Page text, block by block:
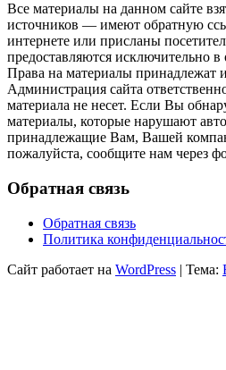
Все материалы на данном сайте
источников — имеют обратную
интернете или присланы
предоставляются исключительно
Права на материалы принадлежат
Администрация сайта
материала не несет. Если Вы
материалы, которые нарушают
принадлежащие Вам, Вашей
пожалуйста, сообщите нам через
Обратная связь
Обратная связь
Политика
Сайт работает на WordPress | Тема: